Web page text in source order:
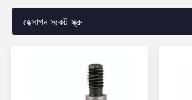
হেক্সাগন সকেট স্ক্রু